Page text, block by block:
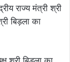
राज्य मंत्री श्री
बिड़ला का